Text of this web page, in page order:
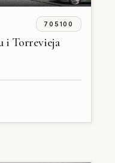
705100
i Torrevieja